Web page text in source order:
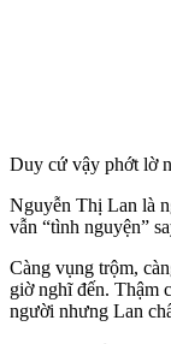
Duy cứ vậy phớt lờ
Nguyễn Thị Lan là
vẫn “tình nguyện”
Càng vụng trộm,
giờ nghĩ đến. Thậm
người nhưng Lan